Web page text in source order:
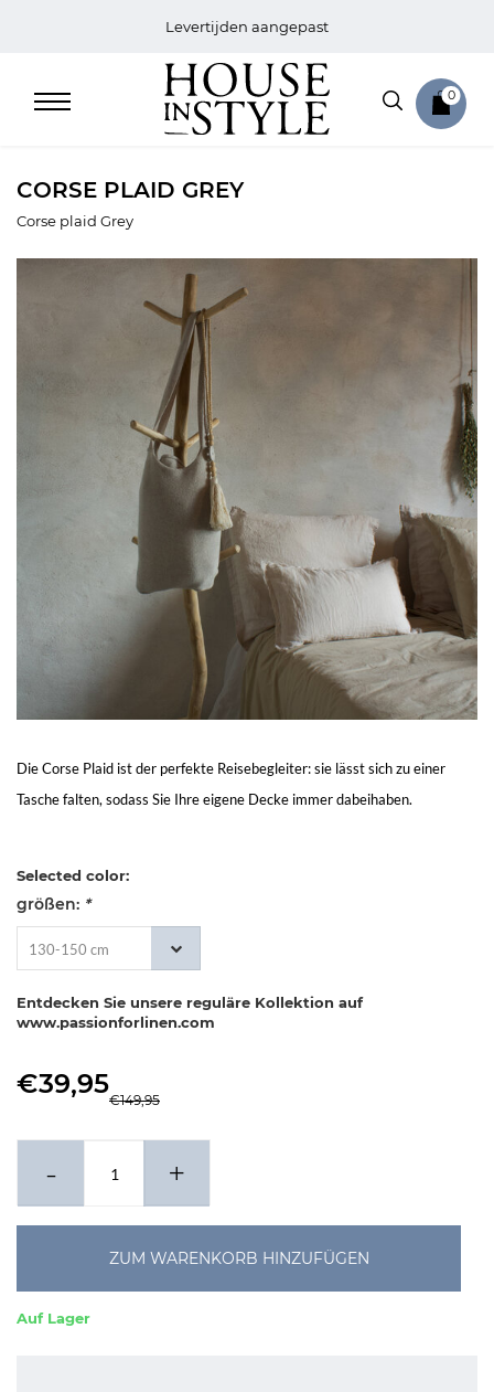
Levertijden aangepast
0
Home
Mein
Kundendienst
CORSE PLAID GREY
Corse plaid Grey
Die Corse Plaid ist der perfekte Reisebegleiter: sie lässt sich zu einer
Tasche falten, sodass Sie Ihre eigene Decke immer dabeihaben.
Selected color:
größen: *
130-150 cm
Entdecken Sie unsere reguläre Kollektion auf
www.passionforlinen.com
€39,95
€149,95
- +
ZUM WARENKORB HINZUFÜGEN
Auf Lager